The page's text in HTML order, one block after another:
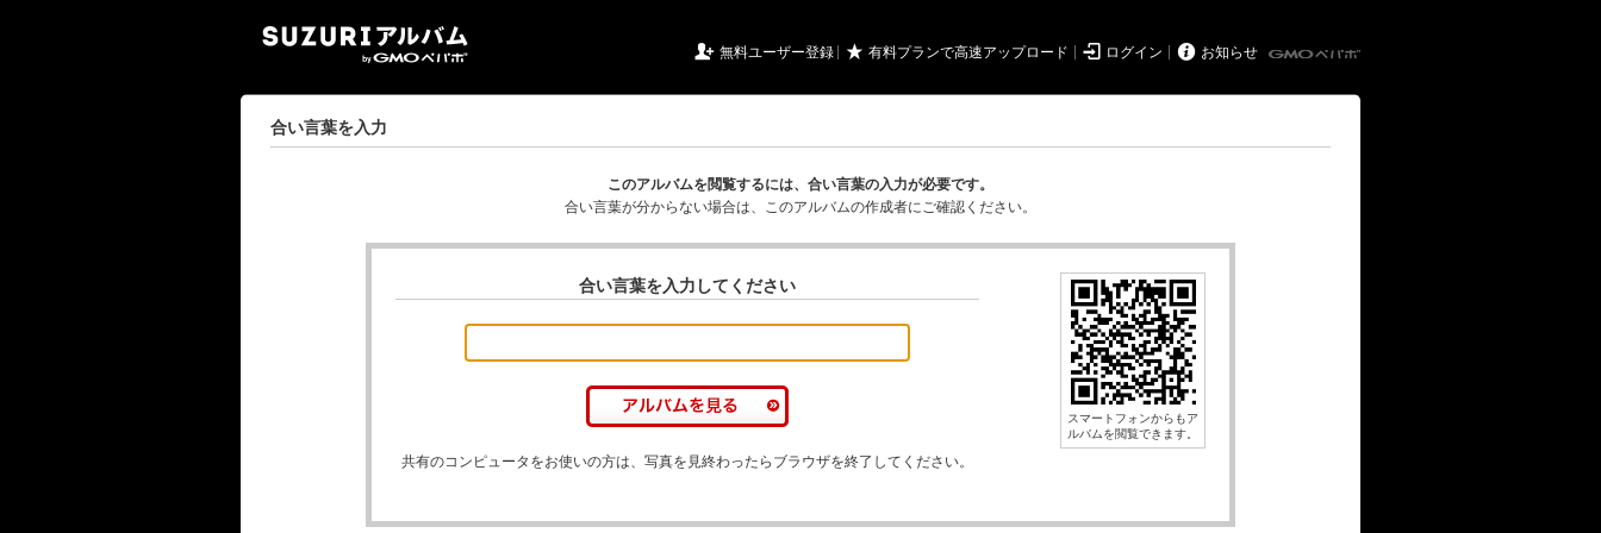
 無料ユーザー登録 ★ 有料プランで高速アップロード  ログイン  お知らせ
合い言葉を入力
このアルバムを閲覧するには、合い言葉の入力が必要です。
合い言葉が分からない場合は、このアルバムの作成者にご確認ください。
合い言葉を入力してください
共有のコンピュータをお使いの方は、写真を見終わったらブラウザを終了してください。
スマートフォンからもア
ルバムを閲覧できます。